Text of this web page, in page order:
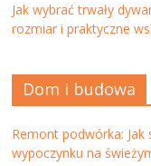
Jak wybrać trwały
rozmiar i praktyczne
Dom i budowa
Remont podwórka:
wypoczynku na